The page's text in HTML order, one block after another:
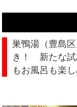
巣鴨湯（豊島
き！ 新たな試
もお風呂も楽